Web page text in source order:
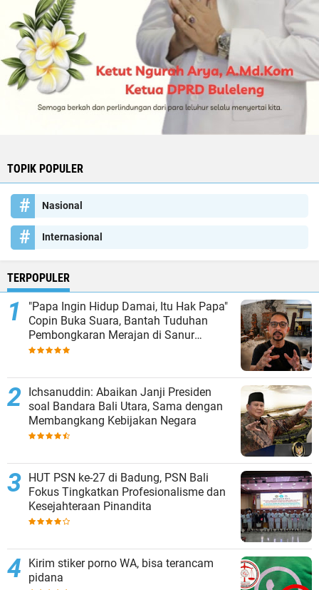
TOPIK POPULER
Nasional
Internasional
TERPOPULER
"Papa Ingin Hidup Damai, Itu Hak Papa"
Copin Buka Suara, Bantah Tuduhan
Pembongkaran Merajan di Sanur
Sepihak
Ichsanuddin: Abaikan Janji Presiden
soal Bandara Bali Utara, Sama dengan
Membangkang Kebijakan Negara
HUT PSN ke-27 di Badung, PSN Bali
Fokus Tingkatkan Profesionalisme dan
Kesejahteraan Pinandita
Kirim stiker porno WA, bisa terancam
pidana